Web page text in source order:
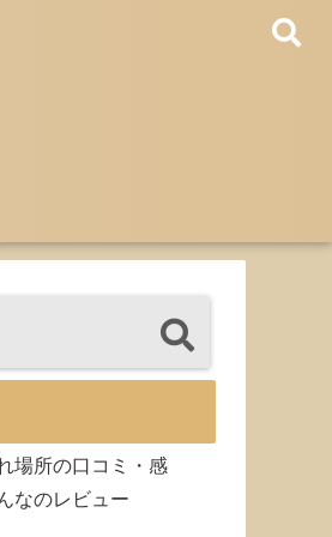
場所の口コミ・感
なのレビュー